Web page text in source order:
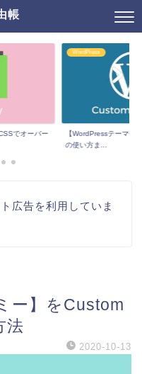
帳
カスタム3兄弟
その他
【XDからコーディン
値の取得方法
広告を利用していま
ー】をCustom
法
2020-10-13